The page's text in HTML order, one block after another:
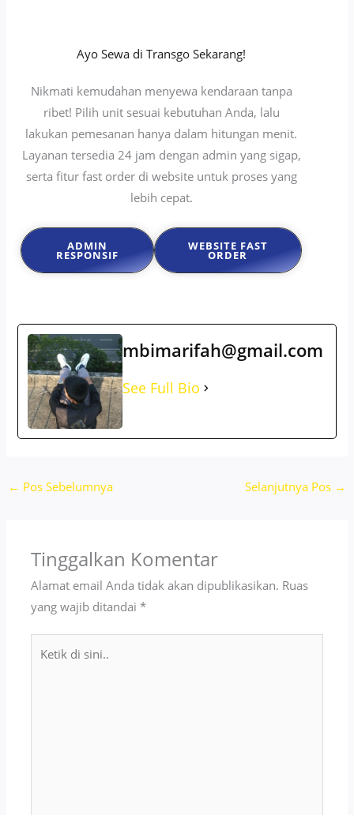
Ayo Sewa di Transgo Sekarang!
Nikmati kemudahan menyewa kendaraan tanpa
ribet! Pilih unit sesuai kebutuhan Anda, lalu
lakukan pemesanan hanya dalam hitungan menit.
Layanan tersedia 24 jam dengan admin yang sigap,
serta fitur fast order di website untuk proses yang
lebih cepat.
ADMIN
RESPONSIF
WEBSITE FAST
ORDER
mbimarifah@gmail.com
See Full Bio
← Pos Sebelumnya Selanjutnya Pos →
Tinggalkan Komentar
Alamat email Anda tidak akan dipublikasikan. Ruas
yang wajib ditandai*